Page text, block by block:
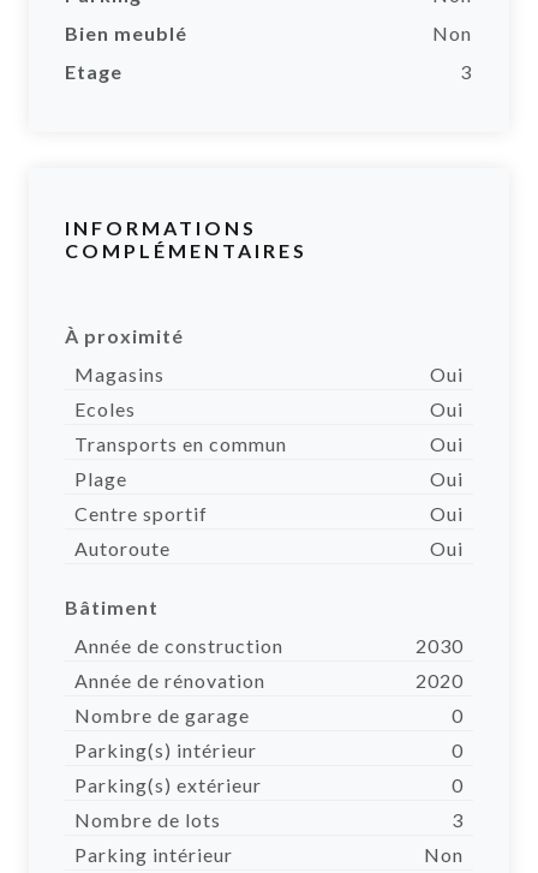
Bien meublé
Non
Etage
3
INFORMATIONS
COMPLÉMENTAIRES
À proximité
Magasins
Oui
Ecoles
Oui
Transports en commun
Oui
Plage
Oui
Centre sportif
Oui
Autoroute
Oui
Bâtiment
Année de construction
2030
Année de rénovation
2020
Nombre de garage
0
Parking(s) intérieur
0
Parking(s) extérieur
0
Nombre de lots
3
Parking intérieur
Non